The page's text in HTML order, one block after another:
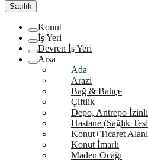
Satılık
Konut
İş Yeri
Devren İş Yeri
Arsa
Ada
Arazi
Bağ & Bahçe
Çiftlik
Depo, Antrepo İzinli
Hastane (Sağlık
Konut+Ticaret Alanı
Konut İmarlı
Maden Ocağı